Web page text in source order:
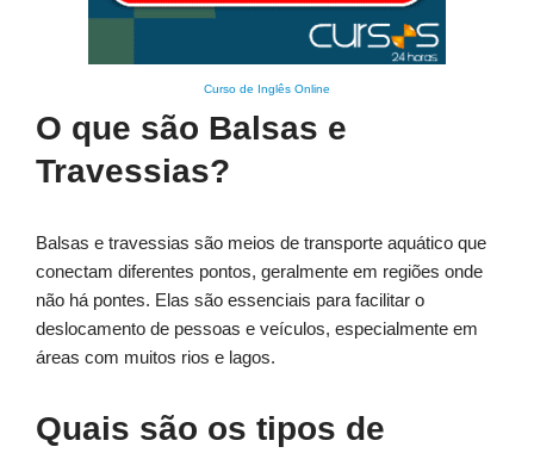
Curso de Inglês Online
O que são Balsas e
Travessias?
Balsas e travessias são meios de transporte aquático que
conectam diferentes pontos, geralmente em regiões onde
não há pontes. Elas são essenciais para facilitar o
deslocamento de pessoas e veículos, especialmente em
áreas com muitos rios e lagos.
Quais são os tipos de